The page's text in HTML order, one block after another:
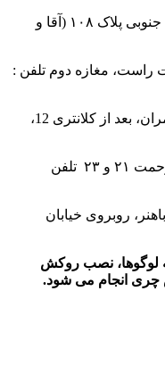
: خیابان جی خیابان مهدیه جنوبی پلاک ۱۰۸ (آقا و
پاشازاده ۴، سمت راست، مغازه دوم تلفن :
: بلوار چمران، بعد از پارک چمران، بعد از کلانتری 12،
: بلوار رحمت شرقی، بین رحمت ۲۱ و ۲۳ تلفن
روبروی خیابان
لوگوها، نصب روکش
انجام می شود.